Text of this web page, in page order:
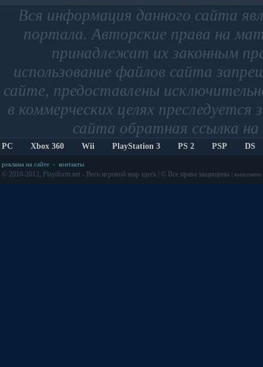
Вся информация данного сайта
портала. Авторские права на
принадлежат их законным
использование файлов сайта
сайте, предоставлены
в коммерческих целях
сайта обратная ссылка
PC Xbox 360 Wii PlayStation 3 PS 2 PSP DS
реклама на сайте - контакты
© 2010-2012, Playtform.net - Весь игровой мир здесь | © Все права защищены | выполнено